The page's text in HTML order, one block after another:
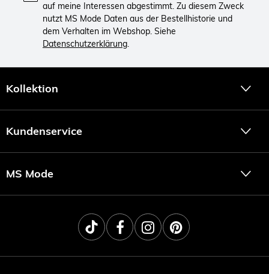
auf meine Interessen abgestimmt. Zu diesem Zweck
nutzt MS Mode Daten aus der Bestellhistorie und
dem Verhalten im Webshop. Siehe
Datenschutzerklärung.
Kollektion
Kundenservice
MS Mode